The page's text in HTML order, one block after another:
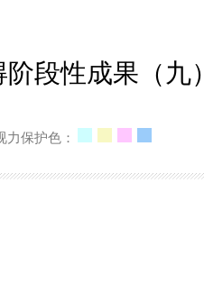
段性成果（九）
力保护色：